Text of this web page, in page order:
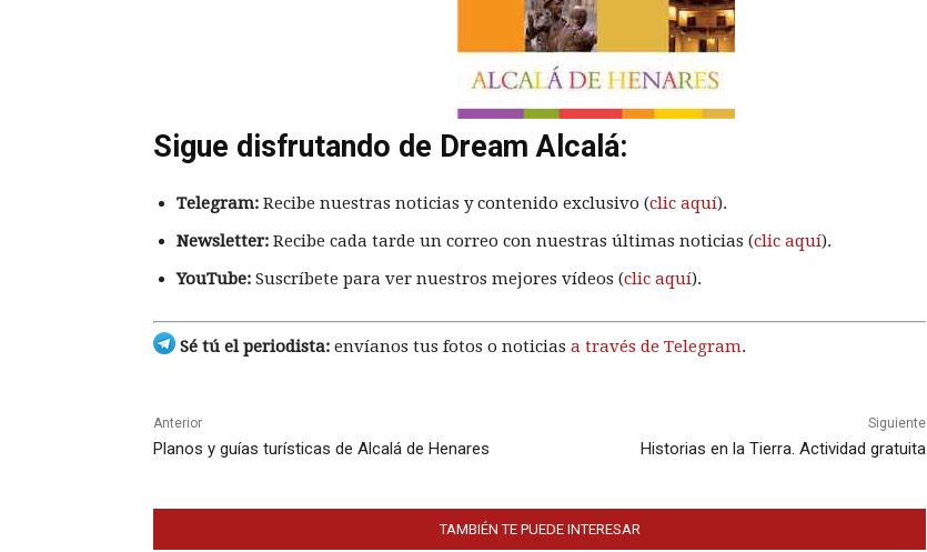
Sigue disfrutando de Dream Alcalá:
Telegram: Recibe nuestras noticias y contenido exclusivo (clic aquí).
Newsletter: Recibe cada tarde un correo con nuestras últimas noticias (clic aquí).
YouTube: Suscríbete para ver nuestros mejores vídeos (clic aquí).
Sé tú el periodista: envíanos tus fotos o noticias a través de Telegram.
Anterior
Planos y guías turísticas de Alcalá de Henares
Siguiente
Historias en la Tierra. Actividad gratuita
TAMBIÉN TE PUEDE INTERESAR